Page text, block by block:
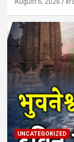
UNCATEGORIZED